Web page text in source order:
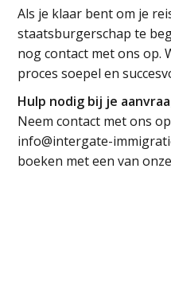
Als je klaar bent om je
staatsburgerschap te
nog contact met ons op.
proces soepel en
Hulp nodig bij je
Neem contact met ons
info@intergate-
boeken met een van